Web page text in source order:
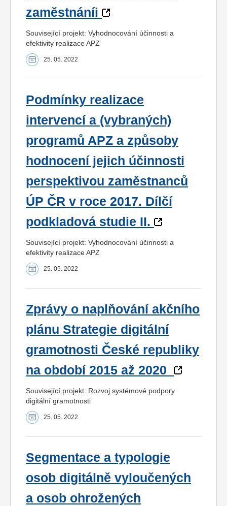
zaměstnáníi
Související projekt: Vyhodnocování účinnosti a
efektivity realizace APZ
25. 05. 2022
Podmínky realizace
intervencí a (vybraných)
programů APZ a způsoby
hodnocení jejich účinnosti
perspektivou zaměstnanců
ÚP ČR v roce 2017. Dílčí
podkladová studie II.
Související projekt: Vyhodnocování účinnosti a
efektivity realizace APZ
25. 05. 2022
Zprávy o naplňování akčního
plánu Strategie digitální
gramotnosti České republiky
na období 2015 až 2020
Související projekt: Rozvoj systémové podpory
digitální gramotnosti
25. 05. 2022
Segmentace a typologie
osob digitálně vyloučených
a osob ohrožených